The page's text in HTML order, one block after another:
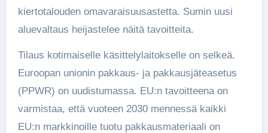
kiertotalouden omavaraisuusastetta. Sumin uusi
aluevaltaus heijastelee näitä tavoitteita.
Tilaus kotimaiselle käsittelylaitokselle on selkeä.
Euroopan unionin pakkaus- ja pakkausjäteasetus
(PPWR) on uudistumassa. EU:n tavoitteena on
varmistaa, että vuoteen 2030 mennessä kaikki
EU:n markkinoille tuotu pakkausmateriaali on